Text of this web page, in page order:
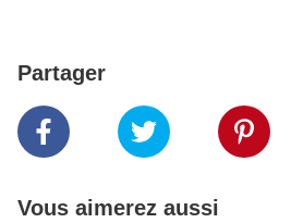
Partager
Vous aimerez aussi